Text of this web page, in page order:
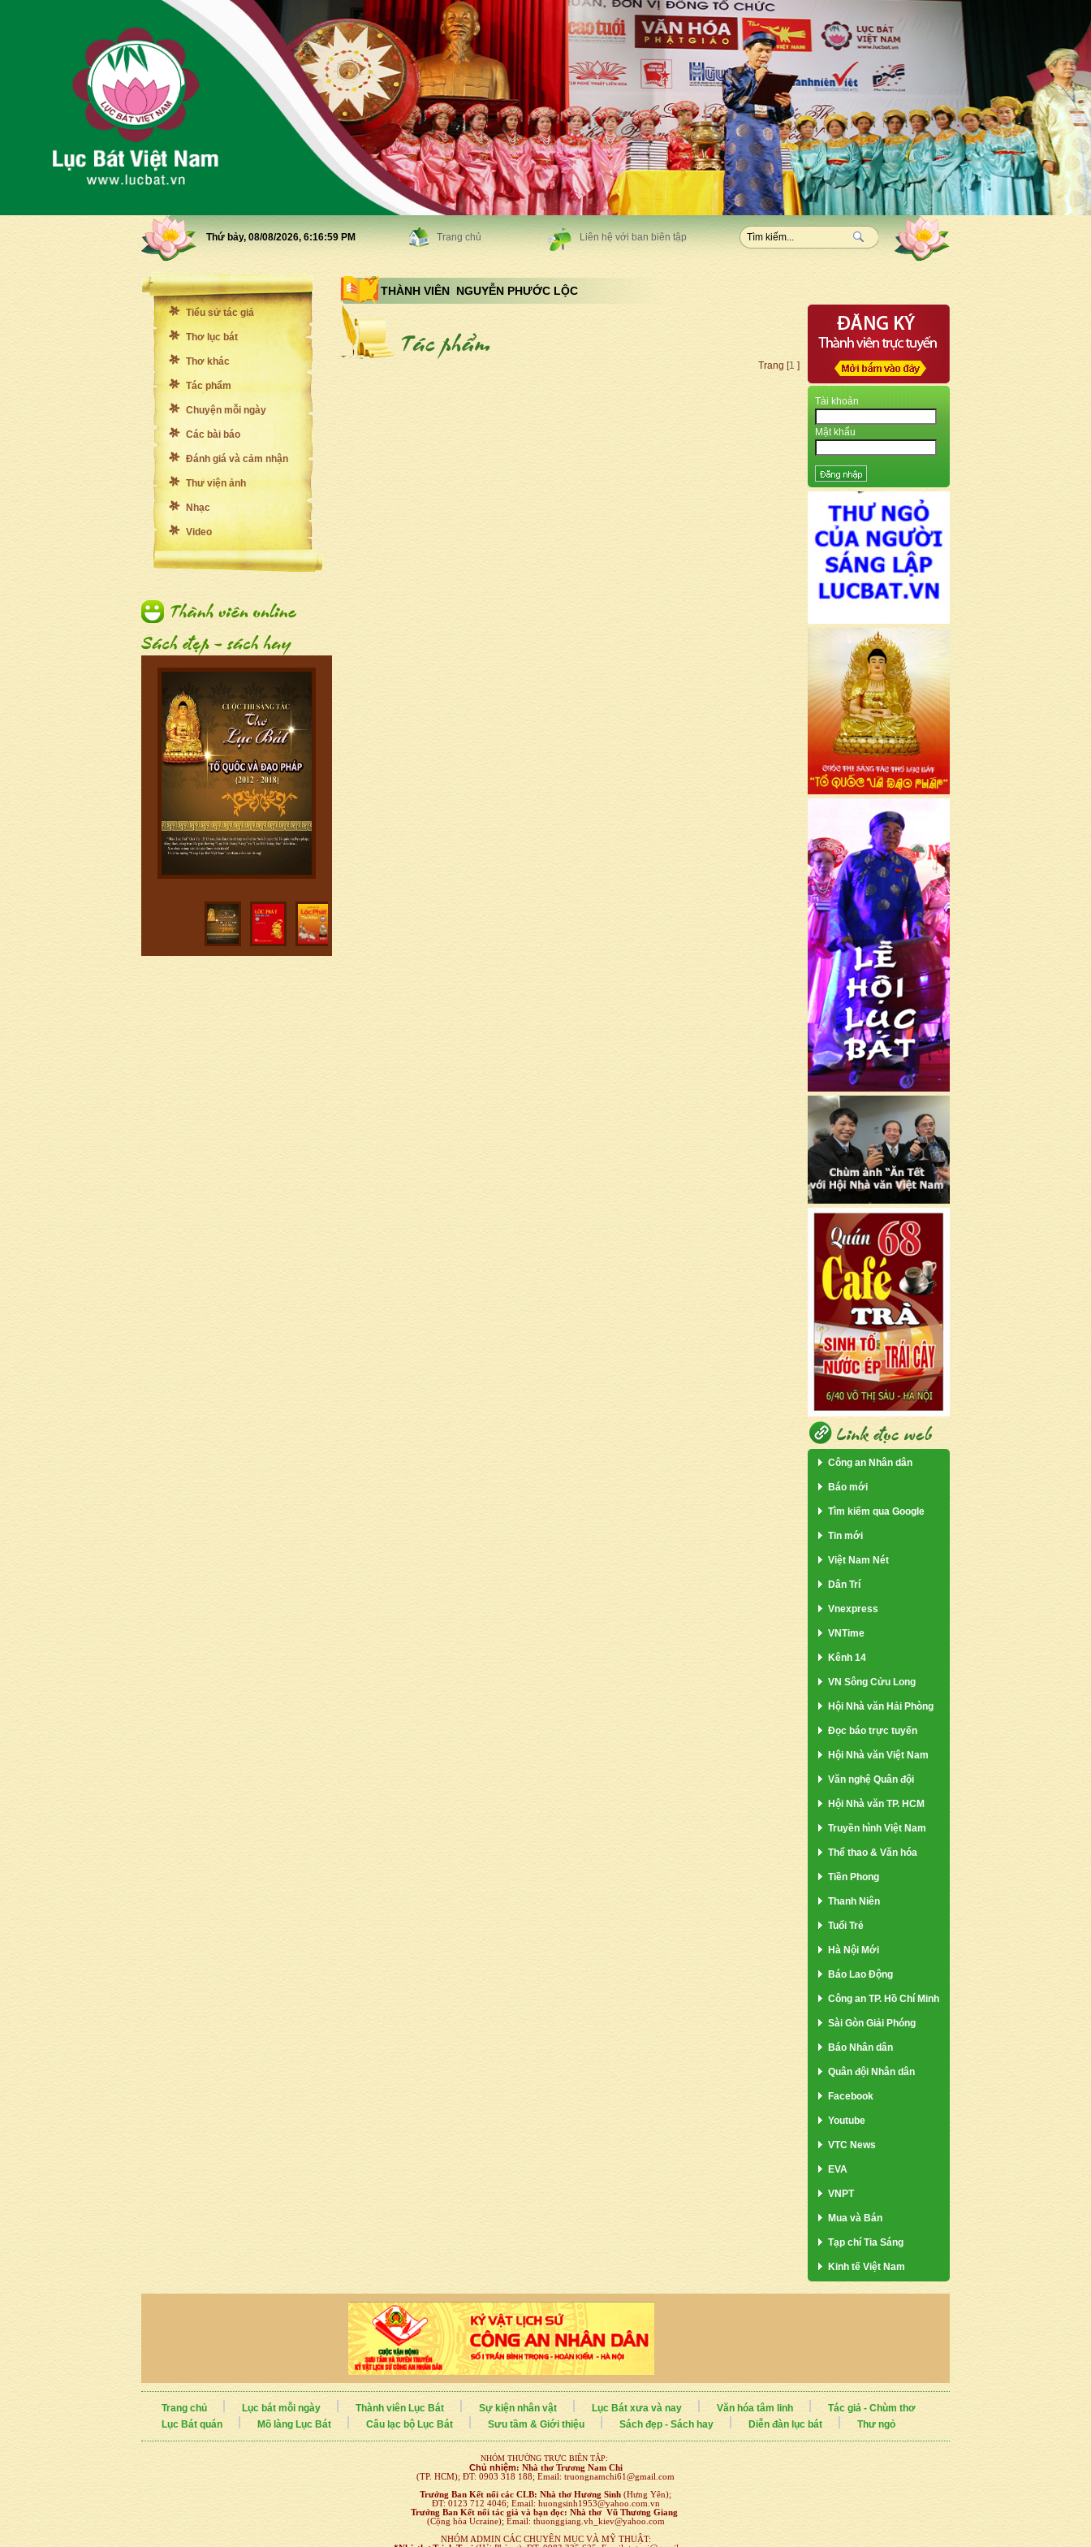
Thứ bảy, 08/08/2026, 6:17:0 PM Trang chủ Liên hệ với ban biên tập
Tiểu sử tác giả
Thơ lục bát
Thơ khác
Tác phẩm
Chuyện mỗi ngày
Các bài báo
Đánh giá và cảm nhận
Thư viện ảnh
Nhạc
Video
THÀNH VIÊN NGUYỄN PHƯỚC LỘC
Trang [1 ]
Tài khoản
Mật khẩu
Công an Nhân dân
Báo mới
Tìm kiếm qua Google
Tin mới
Việt Nam Nét
Dân Trí
Vnexpress
VNTime
Kênh 14
VN Sông Cửu Long
Hội Nhà văn Hải Phòng
Đọc báo trực tuyến
Hội Nhà văn Việt Nam
Văn nghệ Quân đội
Hội Nhà văn TP. HCM
Truyền hình Việt Nam
Thể thao & Văn hóa
Tiền Phong
Thanh Niên
Tuổi Trẻ
Hà Nội Mới
Báo Lao Động
Công an TP. Hồ Chí Minh
Sài Gòn Giải Phóng
Báo Nhân dân
Quân đội Nhân dân
Facebook
Youtube
VTC News
EVA
VNPT
Mua và Bán
Tạp chí Tia Sáng
Kinh tế Việt Nam
Trang chủ Lục bát mỗi ngày Thành viên Lục Bát Sự kiện nhân vật Lục Bát xưa và nay Văn hóa tâm linh
Tác giả - Chùm thơ
Lục Bát quán
Mõ làng Lục Bát Câu lạc bộ Lục Bát Sưu tầm & Giới thiệu Sách đẹp - Sách hay Diễn đàn lục bát Thư ngỏ
NHÓM THƯỜNG TRỰC BIÊN TẬP:
Chủ nhiệm: Nhà thơ Trương Nam Chi
(TP. HCM); ĐT: 0903 318 188; Email: truongnamchi61@gmail.com
Trưởng Ban Kết nối các CLB: Nhà thơ Hương Sinh (Hưng Yên);
ĐT: 0123 712 4046; Email: huongsinh1953@yahoo.com.vn
Trưởng Ban Kết nối tác giả và bạn đọc: Nhà thơ Vũ Thương Giang
(Cộng hòa Ucraine); Email: thuonggiang.vh_kiev@yahoo.com
NHÓM ADMIN CÁC CHUYÊN MỤC VÀ MỸ THUẬT: